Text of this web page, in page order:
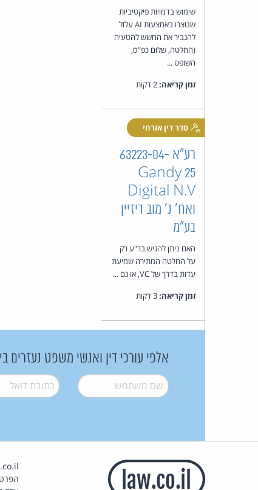
שימוש בדמויות פיקטיביות
שנוצרו באמצעות AI עלול
להגביר את החשש להטעיה
(החלטה, שלום כפ"ס,
השופט ...
זמן קריאה:
סדר דין אזרחי
רע"א 63223-04-
25 Gandy
Digital N.V
ואח' נ' מוב דיזיין
בע"מ
האם ניתן להגיש בר"ע רק
על החלטה המתירה שמיעת
עדות בדרך של VC, או גם ...
זמן קריאה:
אלפי עורכי דין ואנשי משפט
שם משתמש* דואל*